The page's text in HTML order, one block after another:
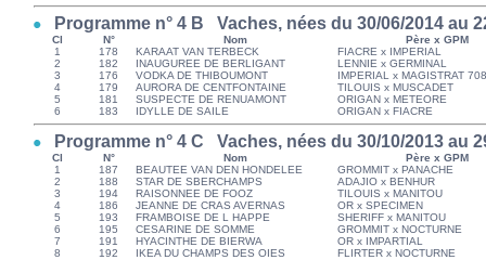
Programme n° 4 B Vaches, nées du 30/06/2014 au
Cl N° Nom
Père x GPM
1
178 KARAAT VAN TERBECK
FIACRE x IMPERIAL
2
182 INAUGUREE DE BERLIGANT
LENNIE x GERMINAL
3
176 VODKA DE THIBOUMONT
IMPERIAL x MAGISTRAT
4
179 AURORA DE CENTFONTAINE
TILOUIS x MUSCADET
5
181 SUSPECTE DE RENUAMONT
ORIGAN x METEORE
6
183 IDYLLE DE SAILE ORIGAN x FIACRE
Programme n° 4 C Vaches, nées du 30/10/2013 au
Cl N° Nom
Père x GPM
1
187 BEAUTEE VAN DEN HONDELEE
GROMMIT x PANACHE
2
188 STAR DE SBERCHAMPS
ADAJIO x BENHUR
3
194 RAISONNEE DE FOOZ
TILOUIS x MANITOU
4
186 JEANNE DE CRAS AVERNAS
OR x SPECIMEN
5
193 FRAMBOISE DE L HAPPE
SHERIFF x MANITOU
6
195 CESARINE DE SOMME
GROMMIT x NOCTURNE
7
191 HYACINTHE DE BIERWA
OR x IMPARTIAL
8
192 IKEA DU CHAMPS DES OIES FLIRTER x NOCTURNE